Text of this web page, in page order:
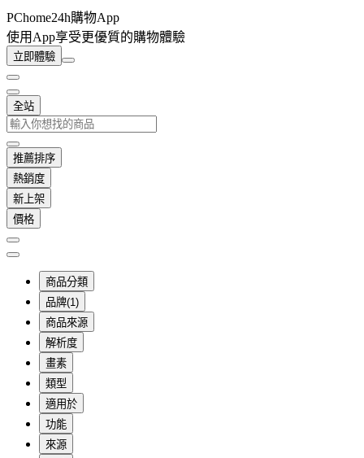
PChome24h購物App
使用App享受更優質的購物體驗
立即體驗
全站
推薦排序
熱銷度
新上架
價格
商品分類
品牌(1)
商品來源
解析度
畫素
類型
適用於
功能
來源